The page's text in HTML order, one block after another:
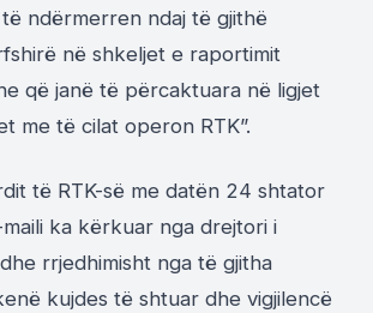
ndërmerren ndaj të gjithë
në shkeljet e raportimit
që janë të përcaktuara në ligjet
me të cilat operon RTK”.
të RTK-së me datën 24 shtator
ka kërkuar nga drejtori i
rrjedhimisht nga të gjitha
kujdes të shtuar dhe vigjilencë